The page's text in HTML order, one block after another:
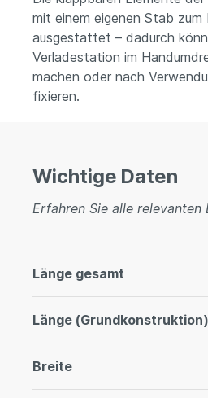
mit einem eigenen Stab zum
ausgestattet – dadurch
Verladestation im
machen oder nach
fixieren.
Wichtige Daten
Erfahren Sie alle relevanten
Länge gesamt
Länge (Grundkonstruktion)
Breite